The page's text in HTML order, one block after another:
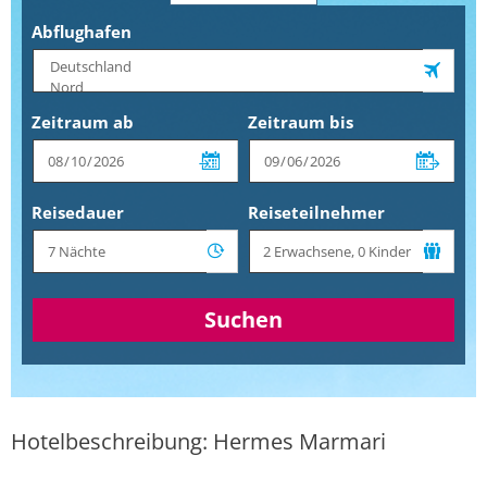
Abflughafen
Zeitraum ab Zeitraum bis
Reisedauer Reiseteilnehmer
Suchen
Hotelbeschreibung: Hermes Marmari